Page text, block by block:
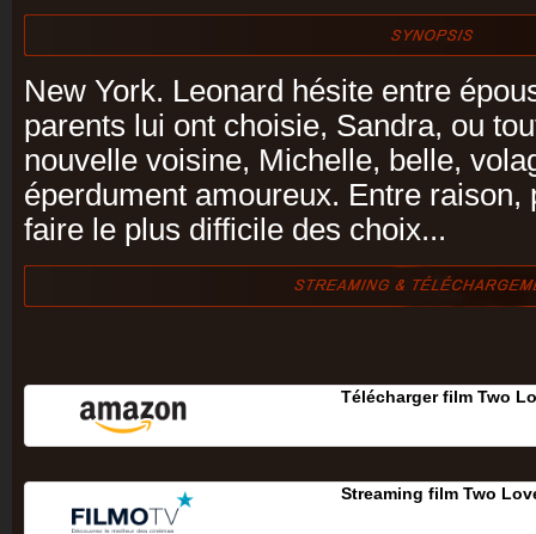
New York. Leonard hésite entre
parents lui ont choisie, Sandra, ou
nouvelle voisine, Michelle, belle,
éperdument amoureux. Entre raison,
faire le plus difficile des choix...
Télécharger film Two
Streaming film Two